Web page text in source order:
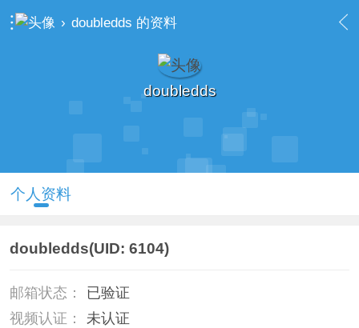
› doubledds 的资料
doubledds
个人资料
doubledds(UID: 6104)
邮箱状态：
已验证
视频认证：
未认证